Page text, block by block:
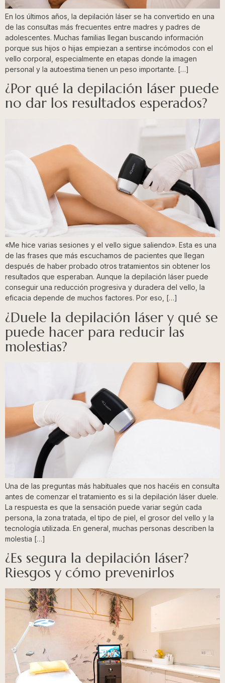
En los últimos años, la depilación láser se ha convertido en una
de las consultas más frecuentes entre madres y padres de
adolescentes. Muchas familias llegan buscando información
porque sus hijos o hijas empiezan a sentirse incómodos con el
vello corporal, especialmente en etapas donde la imagen
personal y la autoestima tienen un peso importante. […]
¿Por qué la depilación láser puede
no dar los resultados esperados?
«Me hice varias sesiones y el vello sigue saliendo». Esta es una
de las frases que más escuchamos de pacientes que llegan
después de haber probado otros tratamientos sin obtener los
resultados que esperaban. Aunque la depilación láser puede
conseguir una reducción progresiva y duradera del vello, la
eficacia depende de muchos factores. Por eso, […]
¿Duele la depilación láser y qué se
puede hacer para reducir las
molestias?
Una de las preguntas más habituales que nos hacéis en consulta
antes de comenzar el tratamiento es si la depilación láser duele.
La respuesta es que la sensación puede variar según cada
persona, la zona tratada, el tipo de piel, el grosor del vello y la
tecnología utilizada. En general, muchas personas describen la
molestia […]
¿Es segura la depilación láser?
Riesgos y cómo prevenirlos